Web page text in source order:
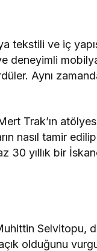
tekstili ve iç
deneyimli
Aynı
Trak’ın
nasıl tamir
30 yıllık bir
Selvitopu,
olduğunu